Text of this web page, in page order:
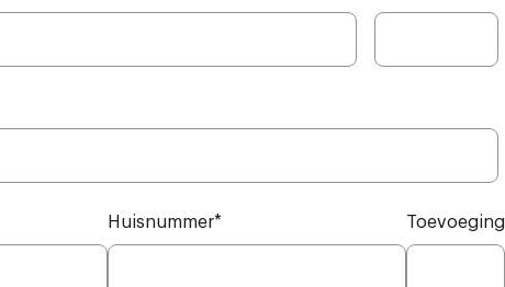
Huisnummer* Toevoeging